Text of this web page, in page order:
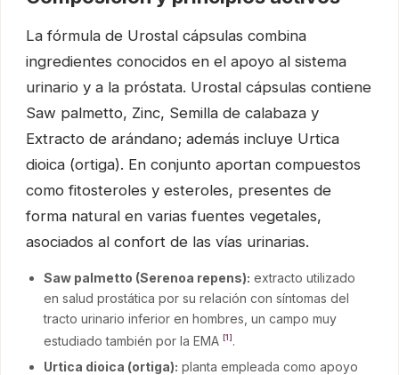
La fórmula de Urostal cápsulas combina
ingredientes conocidos en el apoyo al sistema
urinario y a la próstata. Urostal cápsulas contiene
Saw palmetto, Zinc, Semilla de calabaza y
Extracto de arándano; además incluye Urtica
dioica (ortiga). En conjunto aportan compuestos
como fitosteroles y esteroles, presentes de
forma natural en varias fuentes vegetales,
asociados al confort de las vías urinarias.
Saw palmetto (Serenoa repens): extracto utilizado
en salud prostática por su relación con síntomas del
tracto urinario inferior en hombres, un campo muy
estudiado también por la EMA [1] .
Urtica dioica (ortiga): planta empleada como apoyo